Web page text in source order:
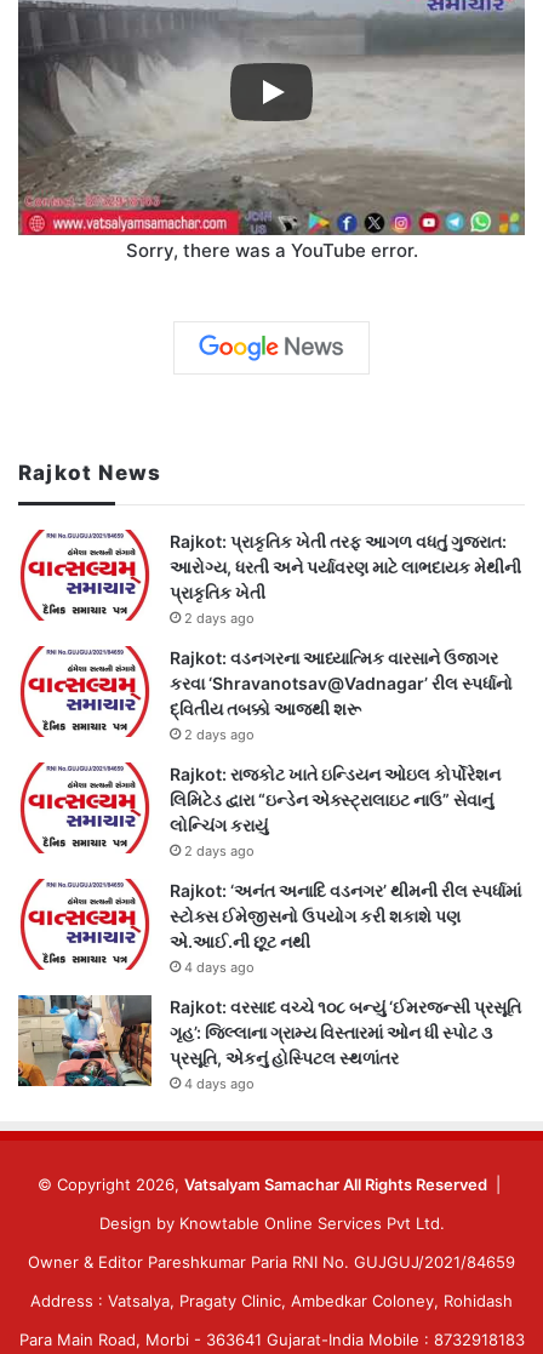
Sorry, there was a YouTube error.
Rajkot News
Rajkot: પ્રાકૃતિક ખેતી તરફ આગળ વધતું ગુજરાત:
આરોગ્ય, ધરતી અને પર્યાવરણ માટે લાભદાયક મેથીની
પ્રાકૃતિક ખેતી
2 days ago
Rajkot: વડનગરના આધ્યાત્મિક વારસાને ઉજાગર
કરવા ‘Shravanotsav@Vadnagar’ રીલ સ્પર્ધાનો
દ્વિતીય તબક્કો આજથી શરૂ
2 days ago
Rajkot: રાજકોટ ખાતે ઇન્ડિયન ઓઇલ કોર્પોરેશન
લિમિટેડ દ્વારા “ઇન્ડેન એક્સ્ટ્રાલાઇટ નાઉ” સેવાનું
લોન્ચિંગ કરાયું
2 days ago
Rajkot: ‘અનંત અનાદિ વડનગર’ થીમની રીલ સ્પર્ધામાં
સ્ટોક્સ ઈમેજીસનો ઉપયોગ કરી શકાશે પણ
એ.આઈ.ની છૂટ નથી
4 days ago
Rajkot: વરસાદ વચ્ચે ૧૦૮ બન્યું ‘ઈમરજન્સી પ્રસૂતિ
ગૃહ’: જિલ્લાના ગ્રામ્ય વિસ્તારમાં ઓન ધી સ્પોટ ૩
પ્રસૂતિ, એકનું હોસ્પિટલ સ્થળાંતર
4 days ago
© Copyright 2026, Vatsalyam Samachar All Rights Reserved
Design by Knowtable Online Services Pvt Ltd.
Owner & Editor Pareshkumar Paria RNI No. GUJGUJ/2021/84659
Address : Vatsalya, Pragaty Clinic, Ambedkar Coloney, Rohidash
Para Main Road, Morbi - 363641 Gujarat-India Mobile : 8732918183